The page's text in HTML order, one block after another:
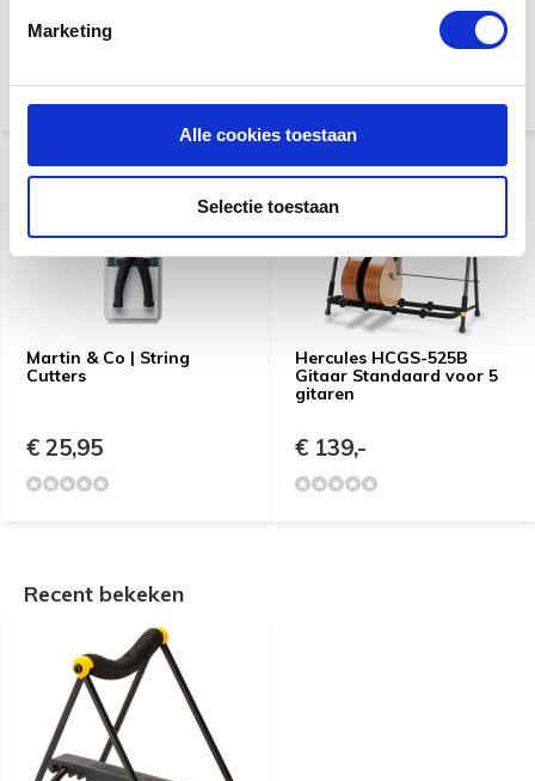
Marketing
Alle cookies toestaan
Selectie toestaan
Martin & Co | String
Cutters
€ 25,95
Hercules HCGS-525B
Gitaar Standaard voor 5
gitaren
€ 139,-
Recent bekeken